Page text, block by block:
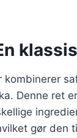
Denne ret
gør den